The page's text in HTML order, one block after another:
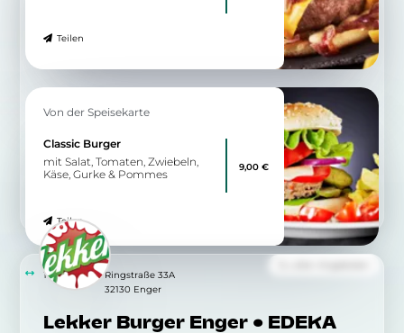
Teilen
Von der Speisekarte
Classic Burger
mit Salat, Tomaten, Zwiebeln,
Käse, Gurke & Pommes
Teilen
9,00 €
Lekker Burger Enger • EDEKA
10.97 km
Ringstraße 33A
32130 Enger